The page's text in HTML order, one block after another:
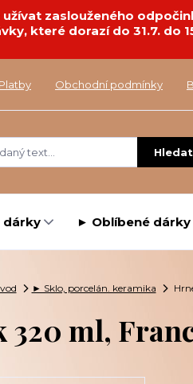
užívat zaslouženého
které dorazí do 31.7.
Platby Obchodní podmínky
Hledat
dárky ► Oblíbené dárky
► Sklo, porcelán. keramika
320 ml,